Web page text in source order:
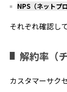
NPS（ネットプ
それぞれ確認し
解約率（
カスタマーサク